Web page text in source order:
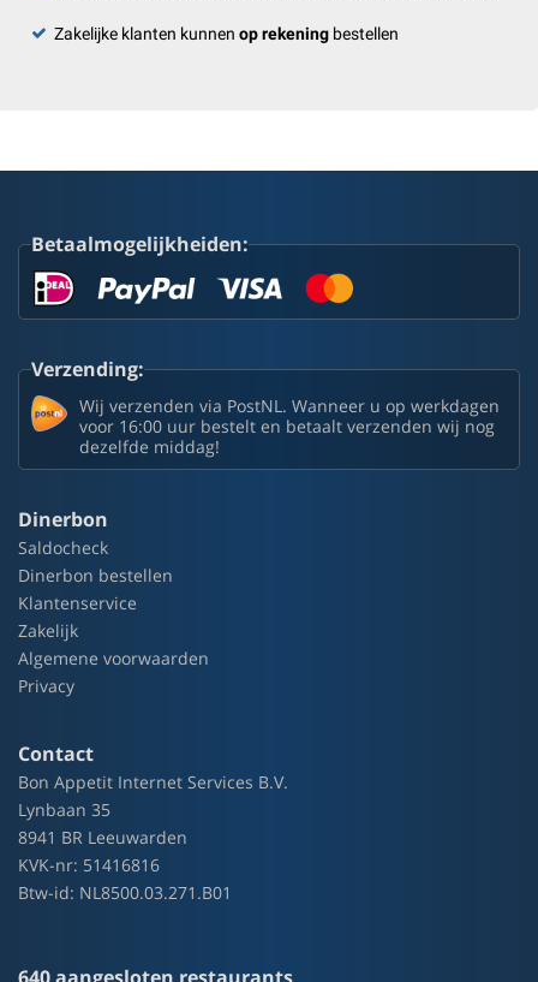
Zakelijke klanten kunnen op rekening bestellen
Betaalmogelijkheiden:
Verzending:
Wij verzenden via PostNL. Wanneer u op werkdagen
voor 16:00 uur bestelt en betaalt verzenden wij nog
dezelfde middag!
Dinerbon
Saldocheck
Dinerbon bestellen
Klantenservice
Zakelijk
Algemene voorwaarden
Privacy
Contact
Bon Appetit Internet Services B.V.
Lynbaan 35
8941 BR Leeuwarden
KVK-nr: 51416816
Btw-id: NL8500.03.271.B01